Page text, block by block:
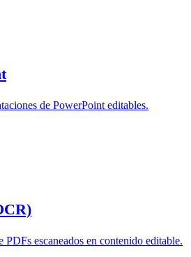
de PowerPoint editables.
escaneados en contenido editable.